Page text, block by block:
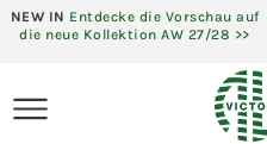
NEW IN Entdecke die Vorschau auf
die neue Kollektion AW 27/28 >>